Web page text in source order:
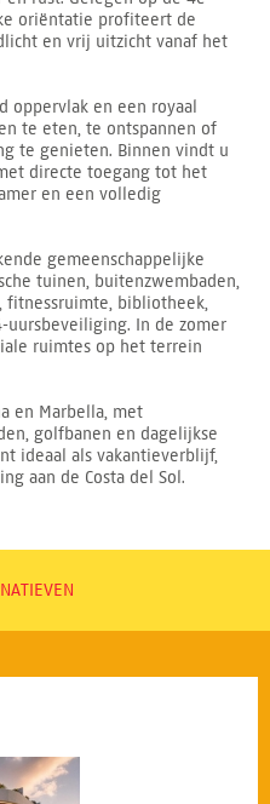
oriëntatie profiteert de
en vrij uitzicht vanaf het
oppervlak en een royaal
te eten, te ontspannen of
te genieten. Binnen vindt u
directe toegang tot het
en een volledig
gemeenschappelijke
tuinen, buitenzwembaden,
fitnessruimte, bibliotheek,
uursbeveiliging. In de zomer
ruimtes op het terrein
en Marbella, met
golfbanen en dagelijkse
ideaal als vakantieverblijf,
aan de Costa del Sol.